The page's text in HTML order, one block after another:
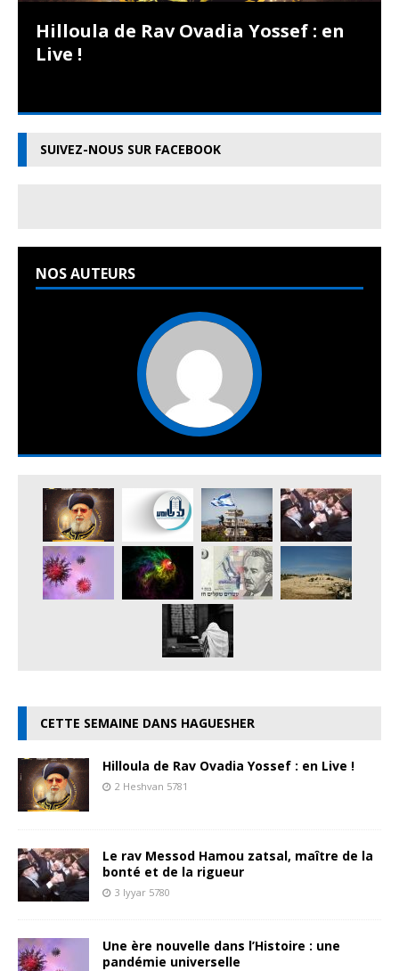
Hilloula de Rav Ovadia Yossef : en
Live !
SUIVEZ-NOUS SUR FACEBOOK
NOS AUTEURS
CETTE SEMAINE DANS HAGUESHER
Hilloula de Rav Ovadia Yossef : en Live !
2 Heshvan 5781
Le rav Messod Hamou zatsal, maître de la
bonté et de la rigueur
3 Iyyar 5780
Une ère nouvelle dans l’Histoire : une
pandémie universelle